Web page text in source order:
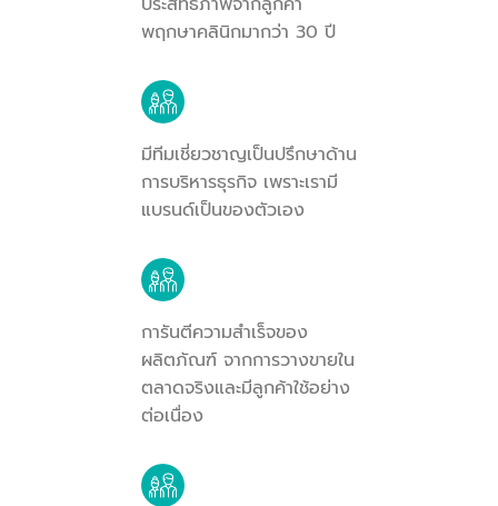
พฤกษาคลินิกมากว่า 30 ปี
มีทีมเชี่ยวชาญเป็นปรึกษาด้าน
การบริหารธุรกิจ เพราะเรามี
แบรนด์เป็นของตัวเอง
การันตีความสำเร็จของ
ผลิตภัณฑ์ จากการวางขายใน
ตลาดจริงและมีลูกค้าใช้อย่าง
ต่อเนื่อง